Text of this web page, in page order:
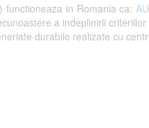
functioneaza in Romania ca:
a indeplinirii
durabile realizate cu